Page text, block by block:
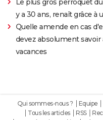
Le plus gros perroquet
y a 30 ans, renaît grâce à
Quelle amende en cas
devez absolument
vacances
Qui sommes-nous ? Equipe
Tous les articles
RSS